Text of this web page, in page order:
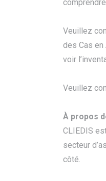
Veuillez
des Cas en
voir
Veuillez
À propos
CLIEDIS
secteur
côté.